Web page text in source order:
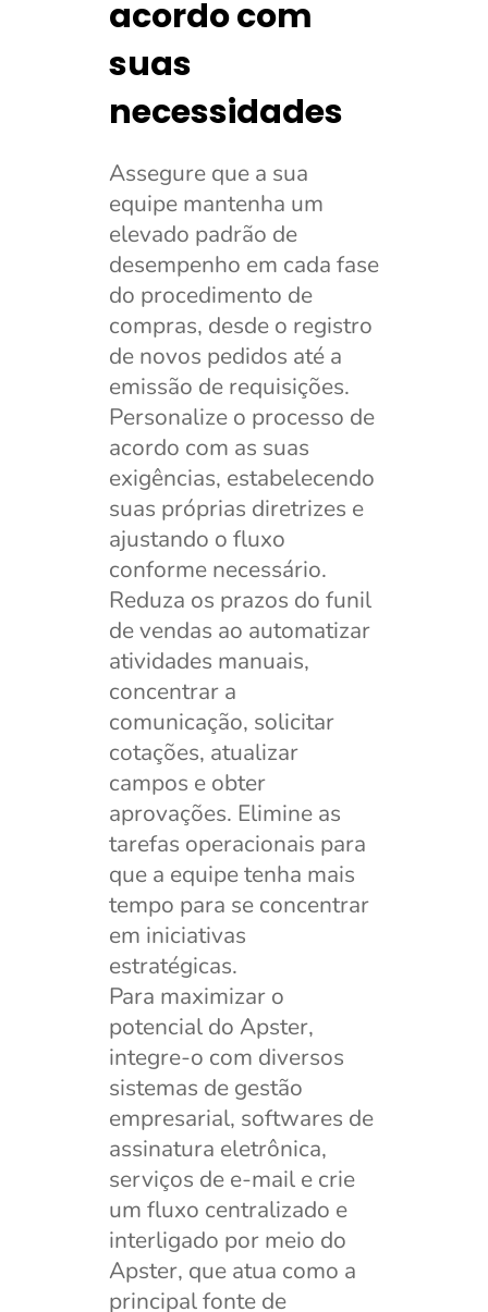
acordo com
suas
necessidades
Assegure que a sua
equipe mantenha um
elevado padrão de
desempenho em cada fase
do procedimento de
compras, desde o registro
de novos pedidos até a
emissão de requisições.
Personalize o processo de
acordo com as suas
exigências, estabelecendo
suas próprias diretrizes e
ajustando o fluxo
conforme necessário.
Reduza os prazos do funil
de vendas ao automatizar
atividades manuais,
concentrar a
comunicação, solicitar
cotações, atualizar
campos e obter
aprovações. Elimine as
tarefas operacionais para
que a equipe tenha mais
tempo para se concentrar
em iniciativas
estratégicas.
Para maximizar o
potencial do Apster,
integre-o com diversos
sistemas de gestão
empresarial, softwares de
assinatura eletrônica,
serviços de e-mail e crie
um fluxo centralizado e
interligado por meio do
Apster, que atua como a
principal fonte de